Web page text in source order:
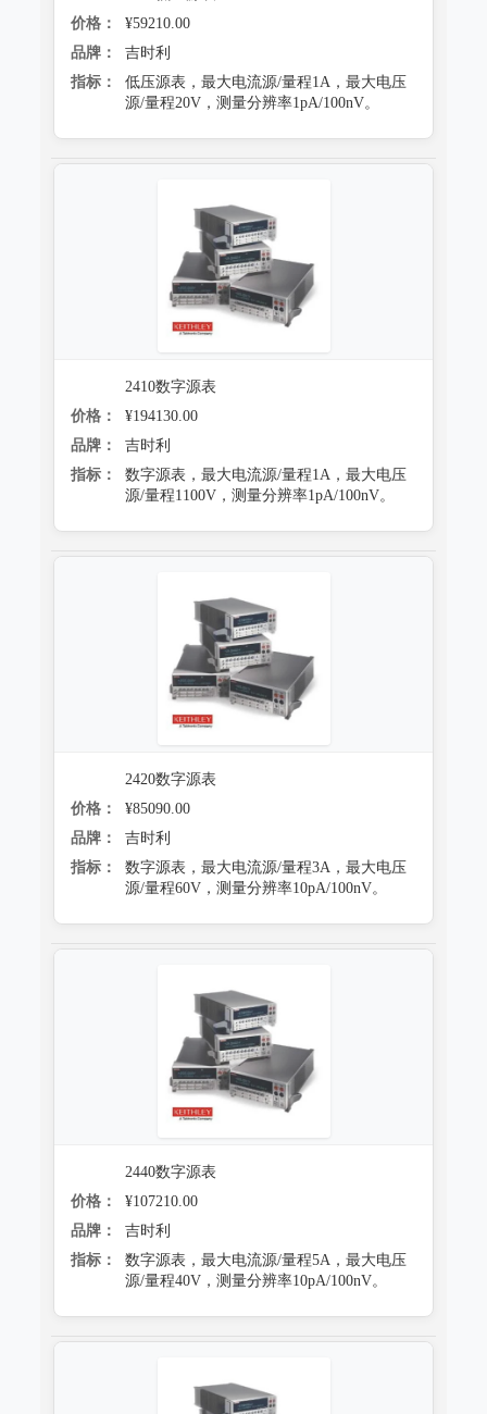
价格：
¥59210.00
品牌：
吉时利
指标：
低压源表，最大电流源/量程1A，最大电压
源/量程20V，测量分辨率1pA/100nV。
2410数字源表
价格：
¥194130.00
品牌：
吉时利
指标：
数字源表，最大电流源/量程1A，最大电压
源/量程1100V，测量分辨率1pA/100nV。
2420数字源表
价格：
¥85090.00
品牌：
吉时利
指标：
数字源表，最大电流源/量程3A，最大电压
源/量程60V，测量分辨率10pA/100nV。
2440数字源表
价格：
¥107210.00
品牌：
吉时利
指标：
数字源表，最大电流源/量程5A，最大电压
源/量程40V，测量分辨率10pA/100nV。